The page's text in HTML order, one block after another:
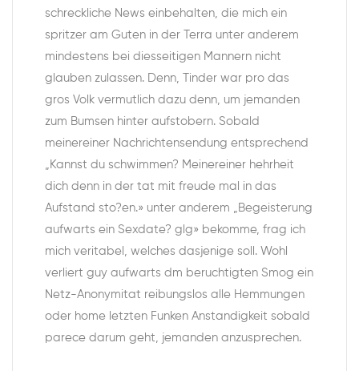
schreckliche News einbehalten, die mich ein
spritzer am Guten in der Terra unter anderem
mindestens bei diesseitigen Mannern nicht
glauben zulassen. Denn, Tinder war pro das
gros Volk vermutlich dazu denn, um jemanden
zum Bumsen hinter aufstobern. Sobald
meinereiner Nachrichtensendung entsprechend
„Kannst du schwimmen? Meinereiner hehrheit
dich denn in der tat mit freude mal in das
Aufstand sto?en.» unter anderem „Begeisterung
aufwarts ein Sexdate? glg» bekomme, frag ich
mich veritabel, welches dasjenige soll. Wohl
verliert guy aufwarts dm beruchtigten Smog ein
Netz-Anonymitat reibungslos alle Hemmungen
oder home letzten Funken Anstandigkeit sobald
parece darum geht, jemanden anzusprechen.